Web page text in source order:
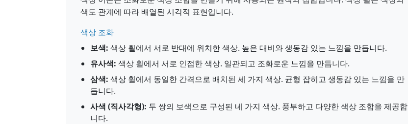
색도 관계에 따라 배열된 시각적 표현입니다.
색상 조화
보색: 색상 휠에서 서로 반대에 위치한 색상. 높은 대비와 생동감 있는 느낌을 만듭니다.
유사색: 색상 휠에서 서로 인접한 색상. 일관되고 조화로운 느낌을 만듭니다.
삼색: 색상 휠에서 동일한 간격으로 배치된 세 가지 색상. 균형 잡히고 생동감 있는 느낌을 만
듭니다.
사색 (직사각형): 두 쌍의 보색으로 구성된 네 가지 색상. 풍부하고 다양한 색상 조합을 제공합
니다.